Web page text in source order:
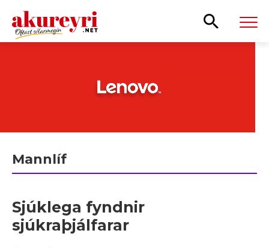
Mannlíf
Sjúklega fyndnir
sjúkraþjálfarar